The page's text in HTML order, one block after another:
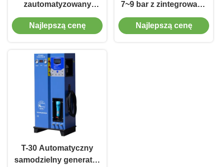
zautomatyzowany
generator azotu T-2000
Najlepszą cenę
7~9 bar z zintegrowaną
technologią separacji
powietrza
Najlepszą cenę
T-30 Automatyczny
samodzielny generator